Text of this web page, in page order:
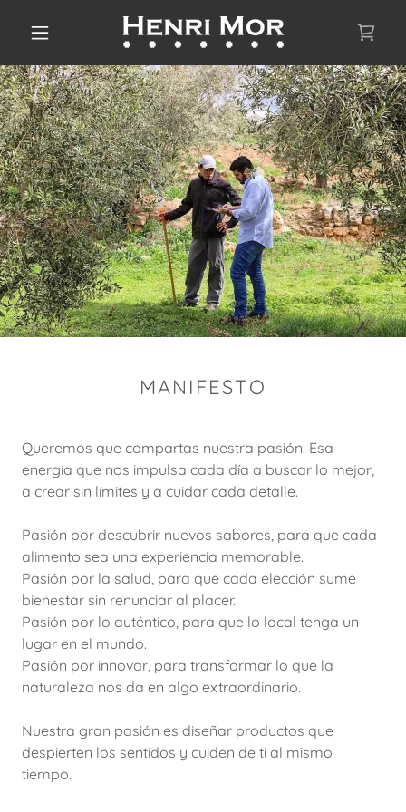
MANIFESTO
Queremos que compartas nuestra pasión. Esa
energía que nos impulsa cada día a buscar lo mejor,
a crear sin límites y a cuidar cada detalle.
Pasión por descubrir nuevos sabores, para que cada
alimento sea una experiencia memorable.
Pasión por la salud, para que cada elección sume
bienestar sin renunciar al placer.
Pasión por lo auténtico, para que lo local tenga un
lugar en el mundo.
Pasión por innovar, para transformar lo que la
naturaleza nos da en algo extraordinario.
Nuestra gran pasión es diseñar productos que
despierten los sentidos y cuiden de ti al mismo
tiempo.